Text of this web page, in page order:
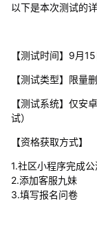
以下是本次测试的
【测试时间】9月
【测试类型】限量
【测试系统】仅安
试）
【资格获取方式】
1.社区小程序完成
2.添加客服九妹
3.填写报名问卷